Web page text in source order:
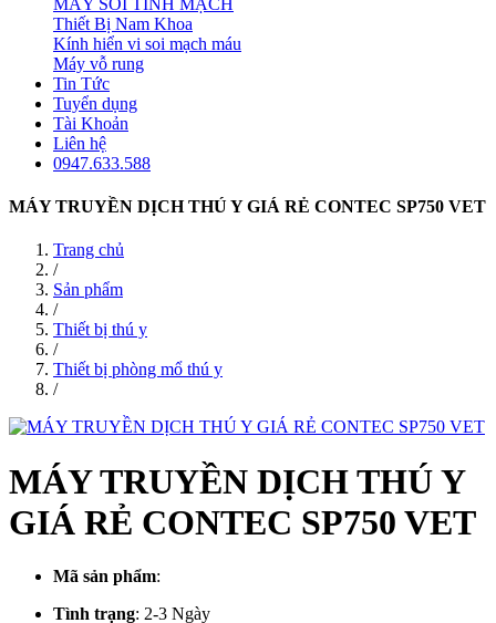
Thiết Bị Nam Khoa
Kính hiển vi soi mạch máu
Máy vỗ rung
Tin Tức
Tuyển dụng
Tài Khoản
Liên hệ
0947.633.588
MÁY TRUYỀN DỊCH THÚ Y GIÁ RẺ CONTEC SP750 VET
Trang chủ
/
Sản phẩm
/
Thiết bị thú y
/
Thiết bị phòng mổ thú y
/
MÁY TRUYỀN DỊCH THÚ Y
GIÁ RẺ CONTEC SP750 VET
Mã sản phẩm:
Tình trạng: 2-3 Ngày